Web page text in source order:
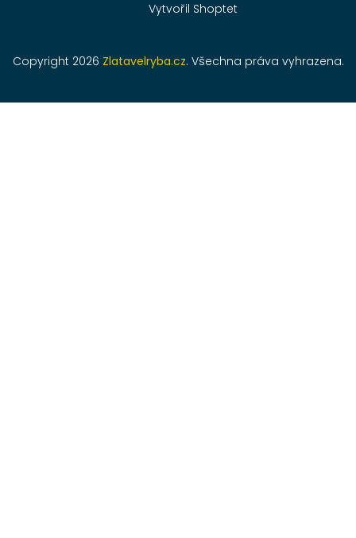
Vytvořil Shoptet
Copyright 2026 Zlatavelryba.cz. Všechna práva vyhrazena.